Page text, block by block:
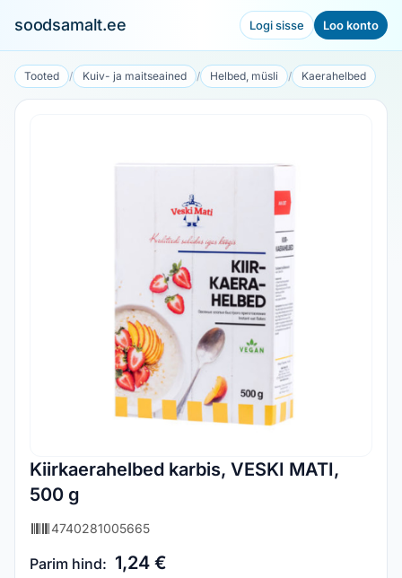
soodsamalt.ee Logi sisse Loo konto
Tooted / Kuiv- ja maitseained / Helbed, müsli / Kaerahelbed
Kiirkaerahelbed karbis, VESKI MATI,
500 g
4740281005665
Parim hind: 1,24 €